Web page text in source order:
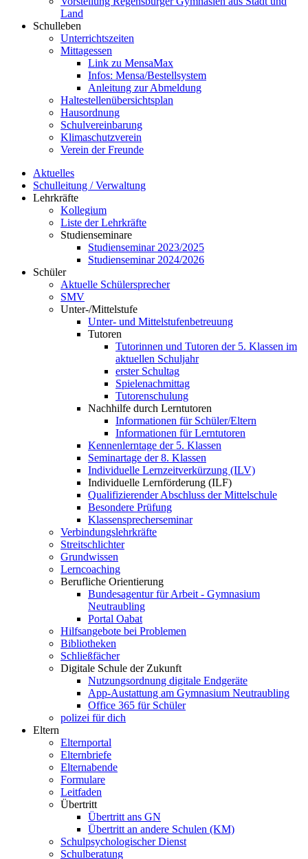
Land
Schulleben
Unterrichtszeiten
Mittagessen
Link zu MensaMax
Infos: Mensa/Bestellsystem
Anleitung zur Abmeldung
Haltestellenübersichtsplan
Hausordnung
Schulvereinbarung
Klimaschutzverein
Verein der Freunde
Aktuelles
Schulleitung / Verwaltung
Lehrkräfte
Kollegium
Liste der Lehrkräfte
Studienseminare
Studienseminar 2023/2025
Studienseminar 2024/2026
Schüler
Aktuelle Schülersprecher
SMV
Unter-/Mittelstufe
Unter- und Mittelstufenbetreuung
Tutoren
Tutorinnen und Tutoren der 5. Klassen im
aktuellen Schuljahr
erster Schultag
Spielenachmittag
Tutorenschulung
Nachhilfe durch Lerntutoren
Informationen für Schüler/Eltern
Informationen für Lerntutoren
Kennenlerntage der 5. Klassen
Seminartage der 8. Klassen
Individuelle Lernzeitverkürzung (ILV)
Individuelle Lernförderung (ILF)
Qualifizierender Abschluss der Mittelschule
Besondere Prüfung
Klassensprecherseminar
Verbindungslehrkräfte
Streitschlichter
Grundwissen
Lerncoaching
Berufliche Orientierung
Bundesagentur für Arbeit - Gymnasium
Neutraubling
Portal Oabat
Hilfsangebote bei Problemen
Bibliotheken
Schließfächer
Digitale Schule der Zukunft
Nutzungsordnung digitale Endgeräte
App-Austattung am Gymnasium Neutraubling
Office 365 für Schüler
polizei für dich
Eltern
Elternportal
Elternbriefe
Elternabende
Formulare
Leitfaden
Übertritt
Übertritt ans GN
Übertritt an andere Schulen (KM)
Schulpsychologischer Dienst
Schulberatung